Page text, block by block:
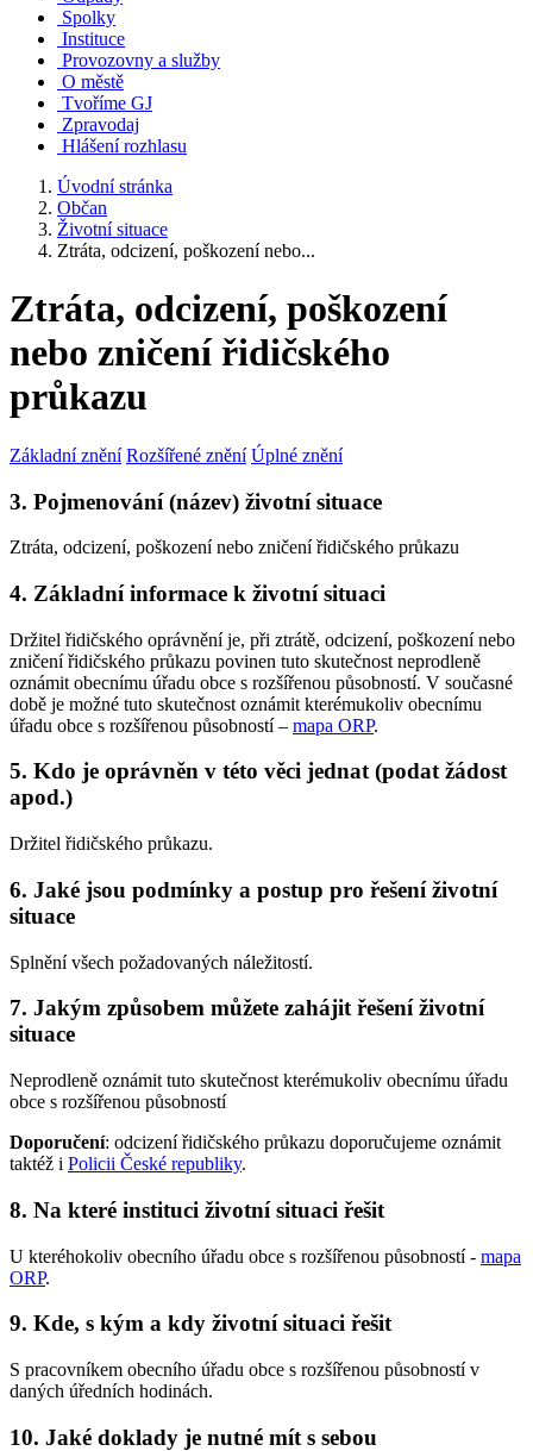
Spolky
Instituce
Provozovny a služby
O městě
Tvoříme GJ
Zpravodaj
Hlášení rozhlasu
Úvodní stránka
Občan
Životní situace
Ztráta, odcizení, poškození nebo...
Ztráta, odcizení, poškození
nebo zničení řidičského
průkazu
Základní znění Rozšířené znění Úplné znění
3. Pojmenování (název) životní situace
Ztráta, odcizení, poškození nebo zničení řidičského průkazu
4. Základní informace k životní situaci
Držitel řidičského oprávnění je, při ztrátě, odcizení, poškození nebo
zničení řidičského průkazu povinen tuto skutečnost neprodleně
oznámit obecnímu úřadu obce s rozšířenou působností. V současné
době je možné tuto skutečnost oznámit kterémukoliv obecnímu
úřadu obce s rozšířenou působností – mapa ORP.
5. Kdo je oprávněn v této věci jednat (podat žádost
apod.)
Držitel řidičského průkazu.
6. Jaké jsou podmínky a postup pro řešení životní
situace
Splnění všech požadovaných náležitostí.
7. Jakým způsobem můžete zahájit řešení životní
situace
Neprodleně oznámit tuto skutečnost kterémukoliv obecnímu úřadu
obce s rozšířenou působností
Doporučení: odcizení řidičského průkazu doporučujeme oznámit
taktéž i Policii České republiky.
8. Na které instituci životní situaci řešit
U kteréhokoliv obecního úřadu obce s rozšířenou působností - mapa
ORP.
9. Kde, s kým a kdy životní situaci řešit
S pracovníkem obecního úřadu obce s rozšířenou působností v
daných úředních hodinách.
10. Jaké doklady je nutné mít s sebou